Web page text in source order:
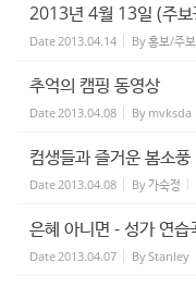
2013년 4월 13일 (주
Date2013.04.14 By홍보/주
추억의 캠핑 동영상
Date2013.04.08 By mvksda
컴생들과 즐거운 봄소풍
Date2013.04.08 By가숙정
은혜 아니면 - 성가 연습
Date2013.04.07 ByStanley